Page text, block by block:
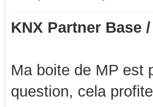
KNX Partner Base
Ma boite de MP est
question, cela